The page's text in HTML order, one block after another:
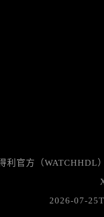
得利名表维修授权店3
提前预约）
需提前预约）
提前预约）
心（需提前预约）
利官方（WATCHHDL）
2026-07-